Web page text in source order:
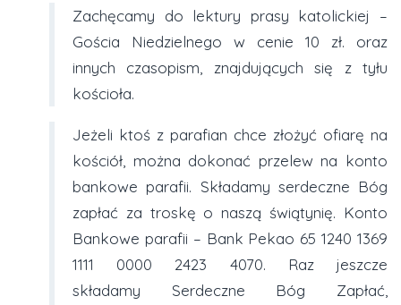
Zachęcamy do lektury prasy katolickiej –
Gościa Niedzielnego w cenie 10 zł. oraz
innych czasopism, znajdujących się z tyłu
kościoła.
Jeżeli ktoś z parafian chce złożyć ofiarę na
kościół, można dokonać przelew na konto
bankowe parafii. Składamy serdeczne Bóg
zapłać za troskę o naszą świątynię. Konto
Bankowe parafii – Bank Pekao 65 1240 1369
1111 0000 2423 4070. Raz jeszcze
składamy Serdeczne Bóg Zapłać,